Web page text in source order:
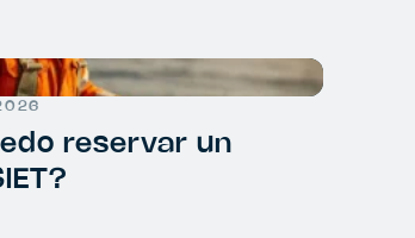
reservar un